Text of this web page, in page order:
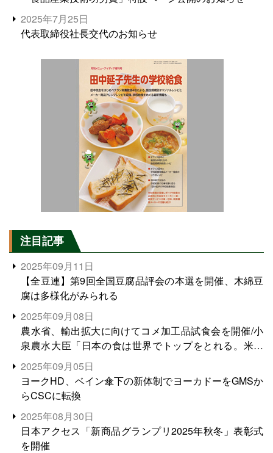
2025年7月25日
代表取締役社長交代のお知らせ
注目記事
2025年09月11日
【全豆連】第9回全国豆腐品評会の本選を開催、木綿豆
腐は多様化がみられる
2025年09月08日
農水省、輸出拡大に向けてコメ加工品試食会を開催/小
泉農水大臣「日本の食は世界でトップをとれる。米増
産に向けて、米輸出需要の拡大を」
2025年09月05日
ヨークHD、ベイン傘下の新体制でヨーカドーをGMSか
らCSCに転換
2025年08月30日
日本アクセス「新商品グランプリ2025年秋冬」表彰式
を開催